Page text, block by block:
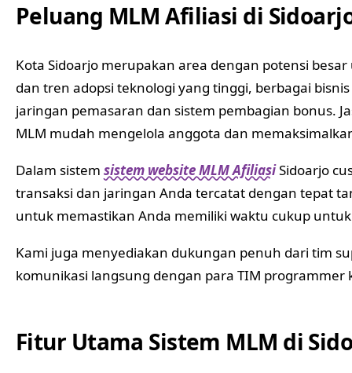
Peluang MLM Afiliasi di
Kota Sidoarjo merupakan area dengan potensi
dan tren adopsi teknologi yang tinggi, berbagai
jaringan pemasaran dan sistem pembagian bonus.
MLM mudah mengelola anggota dan
Dalam sistem sistem website MLM AfiliasiSidoarjo
transaksi dan jaringan Anda tercatat dengan tepat
untuk memastikan Anda memiliki waktu cukup
Kami juga menyediakan dukungan penuh dari tim
komunikasi langsung dengan para TIM programmer
Fitur Utama Sistem MLM di